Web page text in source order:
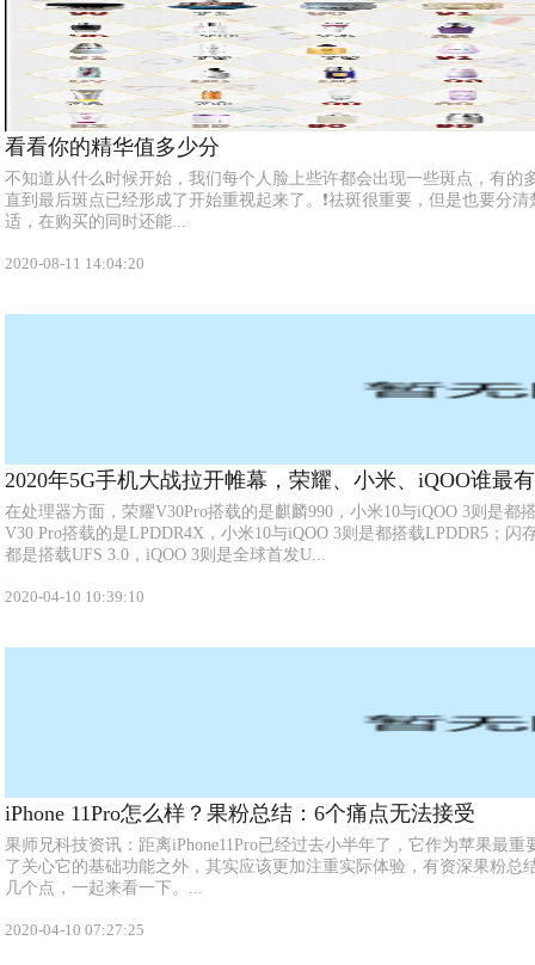
看看你的精华值多少分
不知道从什么时候开始，我们每个人脸上些许都会出现一些斑点，有的
直到最后斑点已经形成了开始重视起来了。❗祛斑很重要，但是也要分
适，在购买的同时还能...
2020-08-11 14:04:20
2020年5G手机大战拉开帷幕，荣耀、小米、iQOO谁最
在处理器方面，荣耀V30Pro搭载的是麒麟990，小米10与iQOO 3则是都
V30 Pro搭载的是LPDDR4X，小米10与iQOO 3则是都搭载LPDDR5；闪
都是搭载UFS 3.0，iQOO 3则是全球首发U...
2020-04-10 10:39:10
iPhone 11Pro怎么样？果粉总结：6个痛点无法接受
果师兄科技资讯：距离iPhone11Pro已经过去小半年了，它作为苹果最
了关心它的基础功能之外，其实应该更加注重实际体验，有资深果粉总
几个点，一起来看一下。...
2020-04-10 07:27:25